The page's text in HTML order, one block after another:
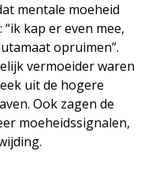
mentale moeheid
kap er even mee,
opruimen”.
vermoeider waren
uit de hogere
Ook zagen de
moeheidssignalen,